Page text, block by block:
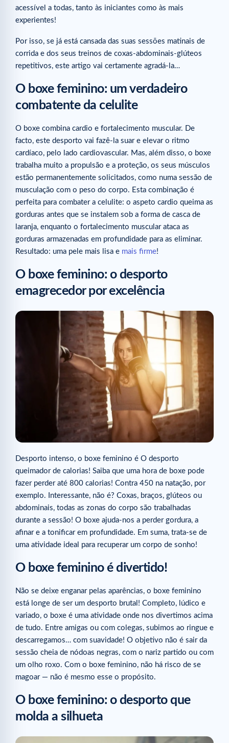
acessível a todas, tanto às iniciantes como às mais
experientes!
Por isso, se já está cansada das suas sessões matinais de
corrida e dos seus treinos de coxas-abdominais-glúteos
repetitivos, este artigo vai certamente agradá-la…
O boxe feminino: um verdadeiro
combatente da celulite
O boxe combina cardio e fortalecimento muscular. De
facto, este desporto vai fazê-la suar e elevar o ritmo
cardíaco, pelo lado cardiovascular. Mas, além disso, o boxe
trabalha muito a propulsão e a proteção, os seus músculos
estão permanentemente solicitados, como numa sessão de
musculação com o peso do corpo. Esta combinação é
perfeita para combater a celulite: o aspeto cardio queima as
gorduras antes que se instalem sob a forma de casca de
laranja, enquanto o fortalecimento muscular ataca as
gorduras armazenadas em profundidade para as eliminar.
Resultado: uma pele mais lisa e mais firme!
O boxe feminino: o desporto
emagrecedor por excelência
Desporto intenso, o boxe feminino é O desporto
queimador de calorias! Saiba que uma hora de boxe pode
fazer perder até 800 calorias! Contra 450 na natação, por
exemplo. Interessante, não é? Coxas, braços, glúteos ou
abdominais, todas as zonas do corpo são trabalhadas
durante a sessão! O boxe ajuda-nos a perder gordura, a
afinar e a tonificar em profundidade. Em suma, trata-se de
uma atividade ideal para recuperar um corpo de sonho!
O boxe feminino é divertido!
Não se deixe enganar pelas aparências, o boxe feminino
está longe de ser um desporto brutal! Completo, lúdico e
variado, o boxe é uma atividade onde nos divertimos acima
de tudo. Entre amigas ou com colegas, subimos ao ringue e
descarregamos… com suavidade! O objetivo não é sair da
sessão cheia de nódoas negras, com o nariz partido ou com
um olho roxo. Com o boxe feminino, não há risco de se
magoar — não é mesmo esse o propósito.
O boxe feminino: o desporto que
molda a silhueta